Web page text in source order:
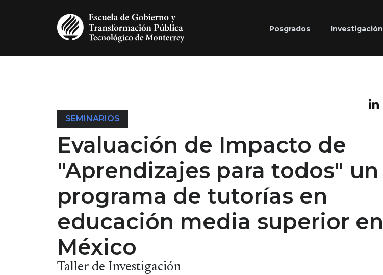
Posgrados Investigación
SEMINARIOS
Evaluación de Impacto de
"Aprendizajes para todos" un
programa de tutorías en
educación media superior en
México
Taller de Investigación